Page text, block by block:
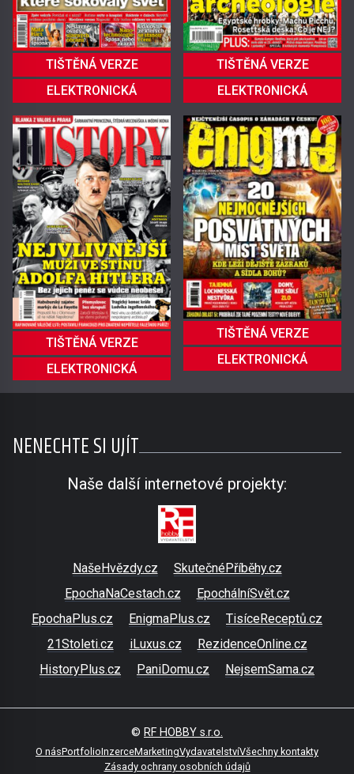
TIŠTĚNÁ VERZE
ELEKTRONICKÁ
TIŠTĚNÁ VERZE
ELEKTRONICKÁ
TIŠTĚNÁ VERZE
ELEKTRONICKÁ
TIŠTĚNÁ VERZE
ELEKTRONICKÁ
NENECHTE SI UJÍT
Naše další internetové projekty:
NašeHvězdy.cz
SkutečnéPříběhy.cz
EpochaNaCestach.cz
EpochálníSvět.cz
EpochaPlus.cz
EnigmaPlus.cz
TisíceReceptů.cz
21Stoleti.cz
iLuxus.cz
RezidenceOnline.cz
HistoryPlus.cz
PaniDomu.cz NejsemSama.cz
© RF HOBBY s.r.o.
O násPortfolioInzerceMarketingVydavatelstvíVšechny kontakty
Zásady ochrany osobních údajů